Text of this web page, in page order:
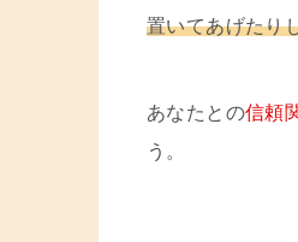
置いてあげたり
あなたとの信頼
う。